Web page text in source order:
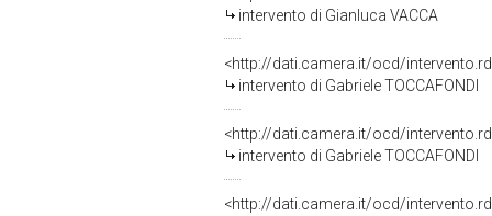
intervento di Gianluca VACCA
<http://dati.camera.it/ocd/
intervento di Gabriele TOCCAFONDI
<http://dati.camera.it/ocd/
intervento di Gabriele TOCCAFONDI
<http://dati.camera.it/ocd/